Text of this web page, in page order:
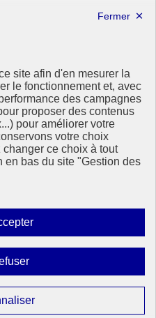
site afin d'en mesurer la
le fonctionnement et, avec
des campagnes
proposer des contenus
pour améliorer votre
votre choix
ce choix à tout
en bas du site "Gestion des
Autoriser
tous
Interdire
tous
Paramétrer
email
le presse-papier
s’informer sur les enjeux de
durable et trouver des services
nouvelle fenêtre
nouvelle fenêtre